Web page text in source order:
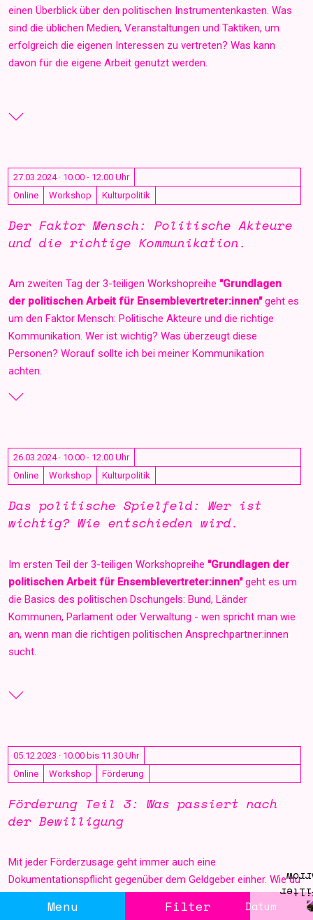
Menu Filter
einen Überblick über den politischen Instrumentenkasten. Was
sind die üblichen Medien, Veranstaltungen und Taktiken, um
erfolgreich die eigenen Interessen zu vertreten? Was kann
davon für die eigene Arbeit genutzt werden.
27.03.2024 · 10.00 - 12.00 Uhr
Online
Workshop Kulturpolitik
Der Faktor Mensch: Politische Akteure
und die richtige Kommunikation.
Am zweiten Tag der 3-teiligen Workshopreihe "Grundlagen
der politischen Arbeit für Ensemblevertreter:innen"geht es
um den Faktor Mensch: Politische Akteure und die richtige
Kommunikation. Wer ist wichtig? Was überzeugt diese
Personen? Worauf sollte ich bei meiner Kommunikation
achten.
26.03.2024 · 10.00 - 12.00 Uhr
Online
Workshop Kulturpolitik
Das politische Spielfeld: Wer ist
wichtig? Wie entschieden wird.
Im ersten Teil der 3-teiligen Workshopreihe "Grundlagen der
politischen Arbeit für Ensemblevertreter:innen"geht es um
die Basics des politischen Dschungels: Bund, Länder
Kommunen, Parlament oder Verwaltung - wen spricht man wie
an, wenn man die richtigen politischen Ansprechpartner:innen
sucht.
05.12.2023 · 10.00 bis 11.30 Uhr
Online
Workshop Förderung
Förderung Teil 3: Was passiert nach
der Bewilligung
Mit jeder Förderzusage geht immer auch eine
Dokumentationspflicht gegenüber dem Geldgeber einher. Wie du
den Arbeitsaufwand vor, während und nach dem Projekt richtig
einschätzt, deine Berichtspflicht einfach vorbereitest und dabei
Datum